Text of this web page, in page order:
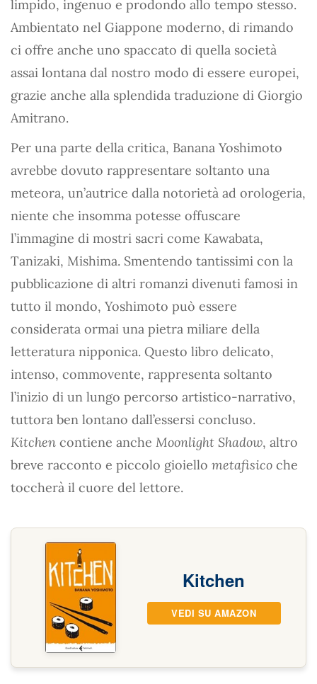
limpido, ingenuo e prodondo allo tempo stesso.
Ambientato nel Giappone moderno, di rimando
ci offre anche uno spaccato di quella società
assai lontana dal nostro modo di essere europei,
grazie anche alla splendida traduzione di Giorgio
Amitrano.
Per una parte della critica, Banana Yoshimoto
avrebbe dovuto rappresentare soltanto una
meteora, un’autrice dalla notorietà ad orologeria,
niente che insomma potesse offuscare
l’immagine di mostri sacri come Kawabata,
Tanizaki, Mishima. Smentendo tantissimi con la
pubblicazione di altri romanzi divenuti famosi in
tutto il mondo, Yoshimoto può essere
considerata ormai una pietra miliare della
letteratura nipponica. Questo libro delicato,
intenso, commovente, rappresenta soltanto
l’inizio di un lungo percorso artistico-narrativo,
tuttora ben lontano dall’essersi concluso.
Kitchen contiene anche Moonlight Shadow, altro
breve racconto e piccolo gioiello metafisico che
toccherà il cuore del lettore.
Kitchen
VEDI SU AMAZON